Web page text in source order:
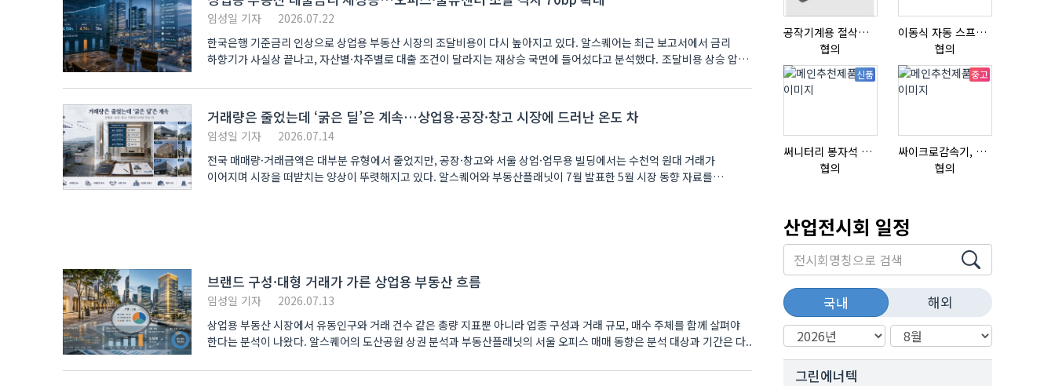
임성일 기자
2026.07.22
한국은행 기준금리 인상으로 상업용 부동산 시장의 조달비용이 다시 높아지고 있다. 알스퀘어는 최근 보고서에서 금리
하향기가 사실상 끝나고, 자산별·차주별로 대출 조건이 달라지는 재상승 국면에 들어섰다고 분석했다. 조달비용 상승 압력
거래량은 줄었는데 ‘굵은 딜’은 계속…상업용·공장·창고 시장에 드러난 온도 차
임성일 기자
2026.07.14
전국 매매량·거래금액은 대부분 유형에서 줄었지만, 공장·창고와 서울 상업·업무용 빌딩에서는 수천억 원대 거래가
이어지며 시장을 떠받치는 양상이 뚜렷해지고 있다. 알스퀘어와 부동산플래닛이 7월 발표한 5월 시장 동향 자료를
브랜드 구성·대형 거래가 가른 상업용 부동산 흐름
임성일 기자
2026.07.13
상업용 부동산 시장에서 유동인구와 거래 건수 같은 총량 지표뿐 아니라 업종 구성과 거래 규모, 매수 주체를 함께 살펴야
한다는 분석이 나왔다. 알스퀘어의 도산공원 상권 분석과 부동산플래닛의 서울 오피스 매매 동향은 분석 대상과 기간은 다..
공작기계용 절삭공구, 슬리브(SLEEVE)
협의
이동식 자동 스프레이 세척기
협의
신품
써니터리 봉자석 세트 SPECIAL , 봉자석 , 자석봉 , 호퍼용자석 , 전자석
협의
중고
싸이크로감속기, 감속기제작
협의
산업전시회 일정
국내 해외
그린에너텍